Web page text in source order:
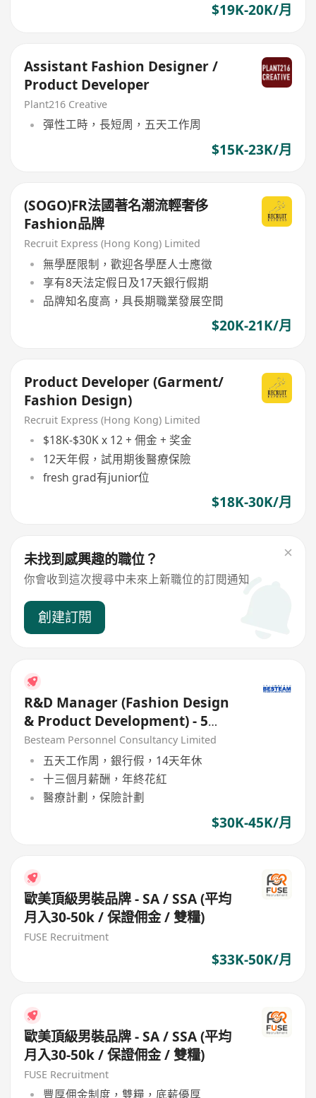
$19K-20K/月
Assistant Fashion Designer /
Product Developer
Plant216 Creative
彈性工時，長短周，五天工作周
$15K-23K/月
(SOGO)FR法國著名潮流輕奢侈
Fashion品牌
Recruit Express (Hong Kong) Limited
無學歷限制，歡迎各學歷人士應徵
享有8天法定假日及17天銀行假期
品牌知名度高，具長期職業發展空間
$20K-21K/月
Product Developer (Garment/
Fashion Design)
Recruit Express (Hong Kong) Limited
$18K-$30K x 12 + 佣金 + 奖金
12天年假，試用期後醫療保險
fresh grad有junior位
$18K-30K/月
未找到感興趣的職位？
你會收到這次搜尋中未來上新職位的訂閱通知
創建訂閱
R&D Manager (Fashion Design
& Product Development) - 5
days
Besteam Personnel Consultancy Limited
五天工作周，銀行假，14天年休
十三個月薪酬，年終花紅
醫療計劃，保險計劃
$30K-45K/月
歐美頂級男裝品牌 - SA / SSA (平均
月入30-50k / 保證佣金 / 雙糧)
FUSE Recruitment
$33K-50K/月
歐美頂級男裝品牌 - SA / SSA (平均
月入30-50k / 保證佣金 / 雙糧)
FUSE Recruitment
豐厚佣金制度，雙糧，底薪優厚